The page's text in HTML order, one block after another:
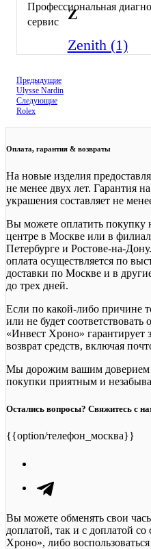
Z
Zenith (1)
Профессиональная
сервис
Предыдущие
Ulysse Nardin
Следующие
Rolex
Оплата, гарантия & возвраты
На новые изделия
не менее двух лет. Гарантия
украшения составляет не
Вы можете оплатить
центре в Москве или в
Петербурге и Ростове-на-
оплата осуществляется по
доставки по Москве и в
до трех дней.
Если по какой-либо причине
или не будет
«Инвест Хроно» гарантирует
возврат средств, включая
Мы дорожим вашим доверием
покупки приятным и
Остались вопросы? Свяжитесь с
{{option/телефон_москва}}
Вы можете обменять свои
доплатой, так и с доплатой
Хроно», либо